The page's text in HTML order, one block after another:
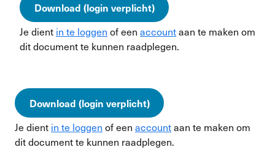
Download (login verplicht)
Je dient in te loggen of een accountaan te maken om
dit document te kunnen raadplegen.
Download (login verplicht)
Je dient in te loggen of een accountaan te maken om
dit document te kunnen raadplegen.